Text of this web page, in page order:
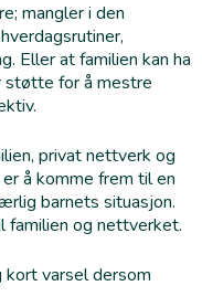
mangler i den
Eller at familien kan ha
støtte for å mestre
privat nettverk og
å komme frem til en
barnets situasjon.
familien og nettverket.
kort varsel dersom